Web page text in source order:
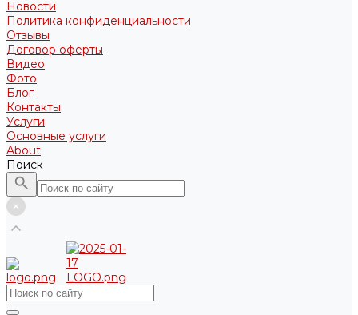
Новости
Политика конфиденциальности
Отзывы
Договор оферты
Видео
Фото
Блог
Контакты
Услуги
Основные услуги
About
Поиск